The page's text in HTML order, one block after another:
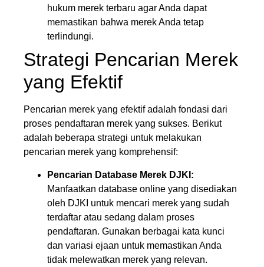
hukum merek terbaru agar Anda dapat
memastikan bahwa merek Anda tetap
terlindungi.
Strategi Pencarian Merek
yang Efektif
Pencarian merek yang efektif adalah fondasi dari
proses pendaftaran merek yang sukses. Berikut
adalah beberapa strategi untuk melakukan
pencarian merek yang komprehensif:
Pencarian Database Merek DJKI:
Manfaatkan database online yang disediakan
oleh DJKI untuk mencari merek yang sudah
terdaftar atau sedang dalam proses
pendaftaran. Gunakan berbagai kata kunci
dan variasi ejaan untuk memastikan Anda
tidak melewatkan merek yang relevan.